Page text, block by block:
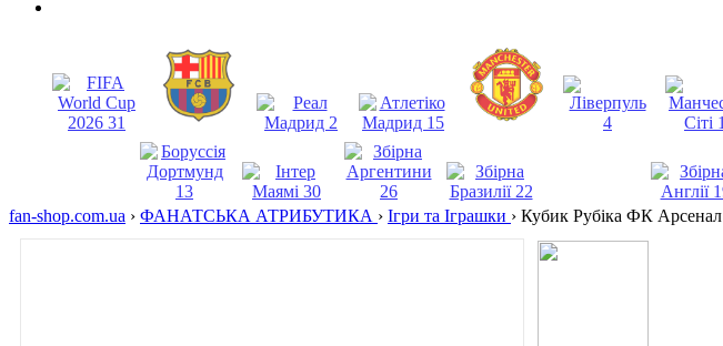
fan-shop.com.ua › ФАНАТСЬКА АТРИБУТИКА › Ігри та Іграшки › Кубик Рубіка ФК Арсенал